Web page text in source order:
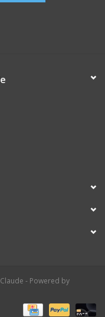
- Powered by